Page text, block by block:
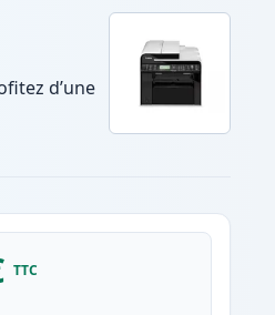
d’une
TTC